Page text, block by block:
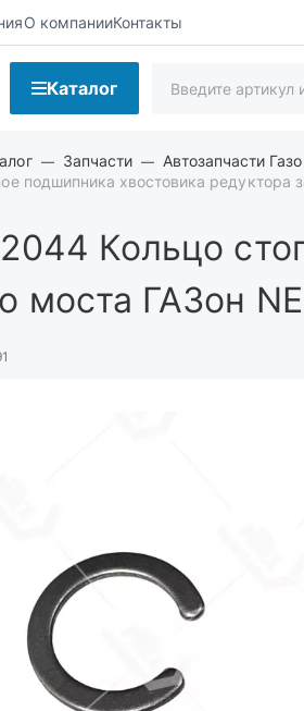
О компанииКонтакты
Каталог
Запчасти
Автозапчасти
подшипника хвостовика
Кольцо
моста ГАЗон